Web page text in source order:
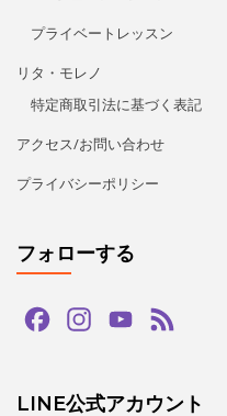
プライベートレッスン
リタ・モレノ
特定商取引法に基づく表記
アクセス/お問い合わせ
プライバシーポリシー
フォローする
FacebookInstagramYouTube
LINE公式アカウント